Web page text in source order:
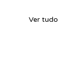
Ver tudo